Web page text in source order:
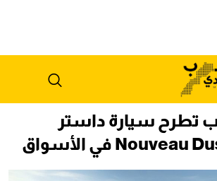
تطرح سيارة داستر